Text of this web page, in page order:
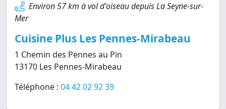
Environ 57 km à vol d'oiseau depuis La Seyne-sur-
Mer
Cuisine Plus Les Pennes-Mirabeau
1 Chemin des Pennes au Pin
13170 Les Pennes-Mirabeau
Téléphone : 04 42 02 92 39